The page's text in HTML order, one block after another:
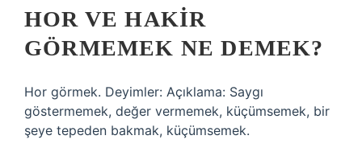
HOR VE HAKIR
GÖRMEMEK NE DEMEK?
Hor görmek. Deyimler: Açıklama: Saygı
göstermemek, değer vermemek, küçümsemek, bir
şeye tepeden bakmak, küçümsemek.